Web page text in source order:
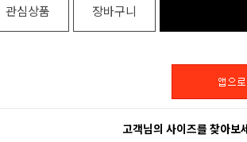
관심상품 장바구니
고객님의 사이즈를 찾아보